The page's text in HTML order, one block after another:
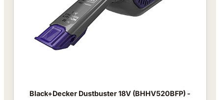
Black+Decker Dustbuster 18V (BHHV520BFP) -